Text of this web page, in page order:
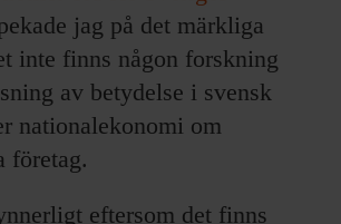
jag på det märkliga
inte finns någon forskning
av betydelse i svensk
nationalekonomi om
företag.
eftersom det finns